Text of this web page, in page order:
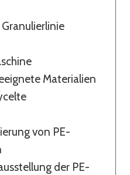
Materialien
von PE-
der PE-